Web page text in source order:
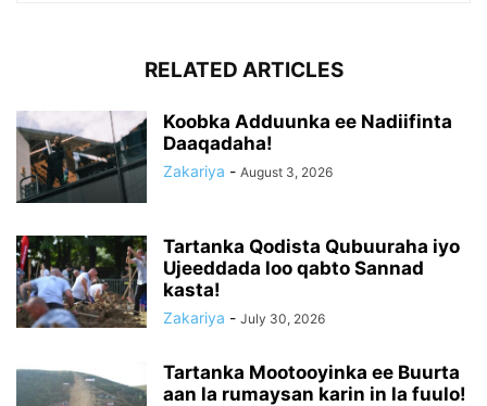
RELATED ARTICLES
Koobka Adduunka ee Nadiifinta
Daaqadaha!
Zakariya - August 3, 2026
Tartanka Qodista Qubuuraha iyo
Ujeeddada loo qabto Sannad
kasta!
Zakariya - July 30, 2026
Tartanka Mootooyinka ee Buurta
aan la rumaysan karin in la fuulo!